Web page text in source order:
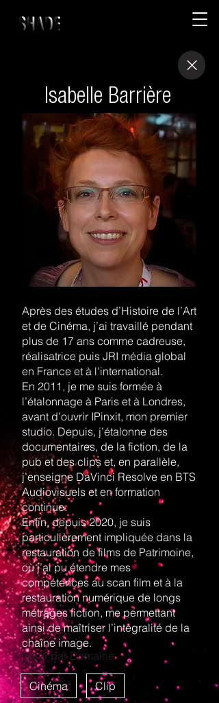
Isabelle Barrière
Après des études d’Histoire de l’Art
et de Cinéma, j’ai travaillé pendant
plus de 17 ans comme cadreuse,
réalisatrice puis JRI média global
en France et à l'international.
En 2011, je me suis formée à
l’étalonnage à Paris et à Londres,
avant d’ouvrir IPinxit, mon premier
studio. Depuis, j’étalonne des
documentaires, de la fiction, de la
pub et des clips et, en parallèle,
j’enseigne DaVinci Resolve en BTS
Audiovisuels et en formation
continue.
Enfin, depuis 2020, je suis
particulièrement impliquée dans la
restauration de films de Patrimoine,
où j’ai pu étendre mes
compétences au scan film et à la
restauration numérique de longs
métrages fiction, me permettant
ainsi de maîtriser l’intégralité de la
chaîne image.
Filtrer par Domaine
Cinéma Clip